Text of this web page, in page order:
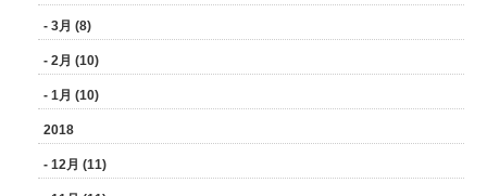
- 3月 (8)
- 2月 (10)
- 1月 (10)
2018
- 12月 (11)